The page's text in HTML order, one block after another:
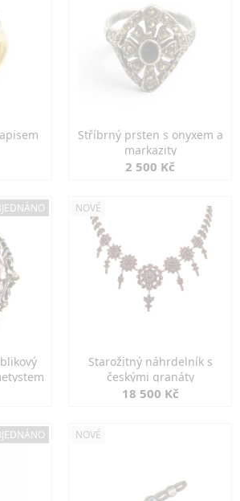
Stříbrný prsten s onyxem a
markazity
2 500 Kč
NOVÉ
Starožitný náhrdelník s
českými granáty
18 500 Kč
NOVÉ